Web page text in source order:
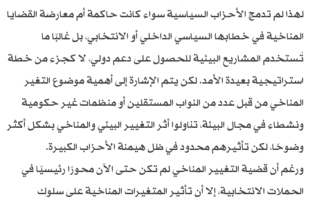
لهذا لم تدمج الأحزاب السياسية سواء كانت حاكمة أم معارضة القضايا
المناخية في خطابها السياسي الداخلي أو الانتخابي، بل غالبًا ما
تُستخدم المشاريع البيئية للحصول على دعم دولي، لا كجزء من خطة
استراتيجية بعيدة الأمد. لكن يتم الإشارة إلى أهمية موضوع التغير
المناخي من قبل عدد من النواب المستقلين أو منظمات غير حكومية
ونشطاء في مجال البيئة، تناولوا أثر التغيير البيئي والمناخي بشكل أكثر
وضوحًا، لكن تأثيرهم محدود في ظل هيمنة الأحزاب الكبيرة.
ورغم أن قضية التغيير المناخي لم تكن حتى الآن محورًا رئيسيًا في
الحملات الانتخابية، إلا أن تأثير المتغيرات المناخية على سلوك